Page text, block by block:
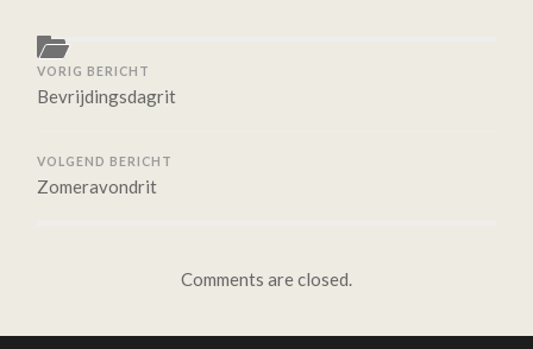
VORIG BERICHT
Bevrijdingsdagrit
VOLGEND BERICHT
Zomeravondrit
Comments are closed.